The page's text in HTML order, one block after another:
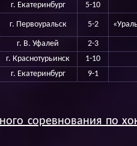
г. Екатеринбург 5-10
г. Первоуральск 5-2
г. В. Уфалей
2-3
г. Краснотурьинск 1-10
г. Екатеринбург 9-1
соревнования по